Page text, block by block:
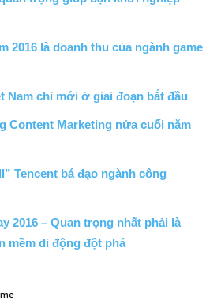
2016 là doanh thu của ngành game
Nam chỉ mới ở giai đoạn bắt đầu
Content Marketing nửa cuối năm
Tencent bá đạo ngành công
2016 – Quan trọng nhất phải là
mềm di động đột phá